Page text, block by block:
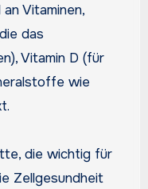
Vitaminen,
das
Vitamin D (für
wie
die wichtig für
Zellgesundheit